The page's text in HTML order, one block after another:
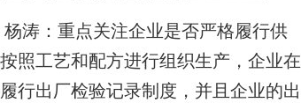
涛：重点关注企业是否严格履行供
照工艺和配方进行组织生产，企业在
行出厂检验记录制度，并且企业的出